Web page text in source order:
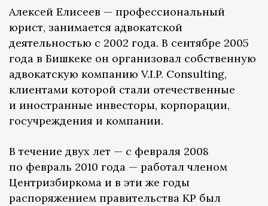
Алексей Елисеев — профессиональный
юрист, занимается адвокатской
деятельностью с 2002 года. В сентябре 2005
года в Бишкеке он организовал собственную
адвокатскую компанию V.I.P. Consulting,
клиентами которой стали отечественные
и иностранные инвесторы, корпорации,
госучреждения и компании.
В течение двух лет — с февраля 2008
по февраль 2010 года — работал членом
Центризбиркома и в эти же годы
распоряжением правительства КР был